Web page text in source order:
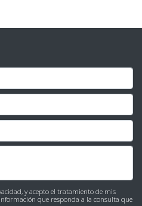
, y acepto el tratamiento de mis
que responda a la consulta que